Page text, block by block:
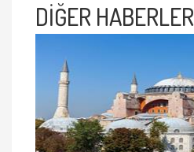
DİĞER HABERLER